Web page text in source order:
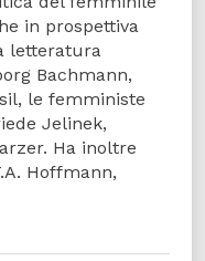
in prospettiva
letteratura
Bachmann,
le femministe
Jelinek,
Ha inoltre
Hoffmann,